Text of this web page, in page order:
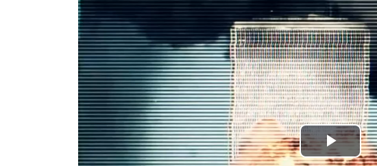
Esita